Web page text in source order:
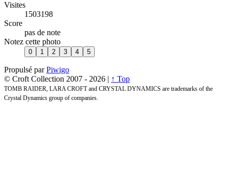
Visites
1503198
Score
pas de note
Notez cette photo
Propulsé parPiwigo
© Croft Collection 2007 - 2026 | ↑ Top
TOMB RAIDER, LARA CROFT and CRYSTAL DYNAMICS are trademarks of the
Crystal Dynamics group of companies.